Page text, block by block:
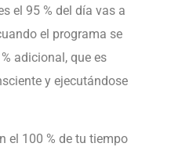
el 95 % del día vas a
el programa se
adicional, que es
y ejecutándose
el 100 % de tu tiempo